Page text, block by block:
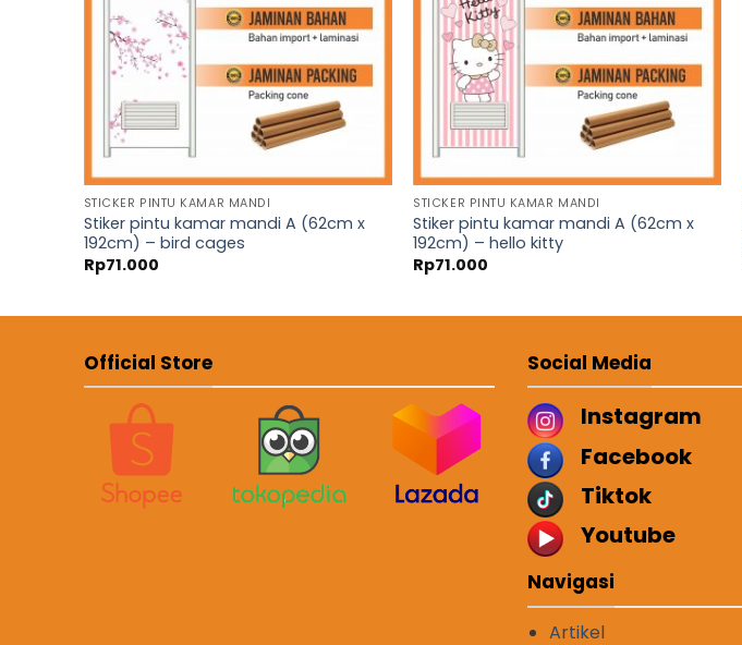
STICKER PINTU KAMAR MANDI
Stiker pintu kamar mandi A (62cm x
192cm) – bird cages
Rp71.000
STICKER PINTU KAMAR MANDI
Stiker pintu kamar mandi A (62cm x
192cm) – hello kitty
Rp71.000
Official Store Social Media
Instagram
Facebook
Tiktok
Youtube
Navigasi
Artikel